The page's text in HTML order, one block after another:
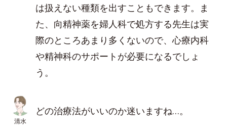
は扱えない種類を出すこともできます。ま
た、向精神薬を婦人科で処方する先生は実
際のところあまり多くないので、心療内科
や精神科のサポートが必要になるでしょ
う。
清水
どの治療法がいいのか迷いますね…。